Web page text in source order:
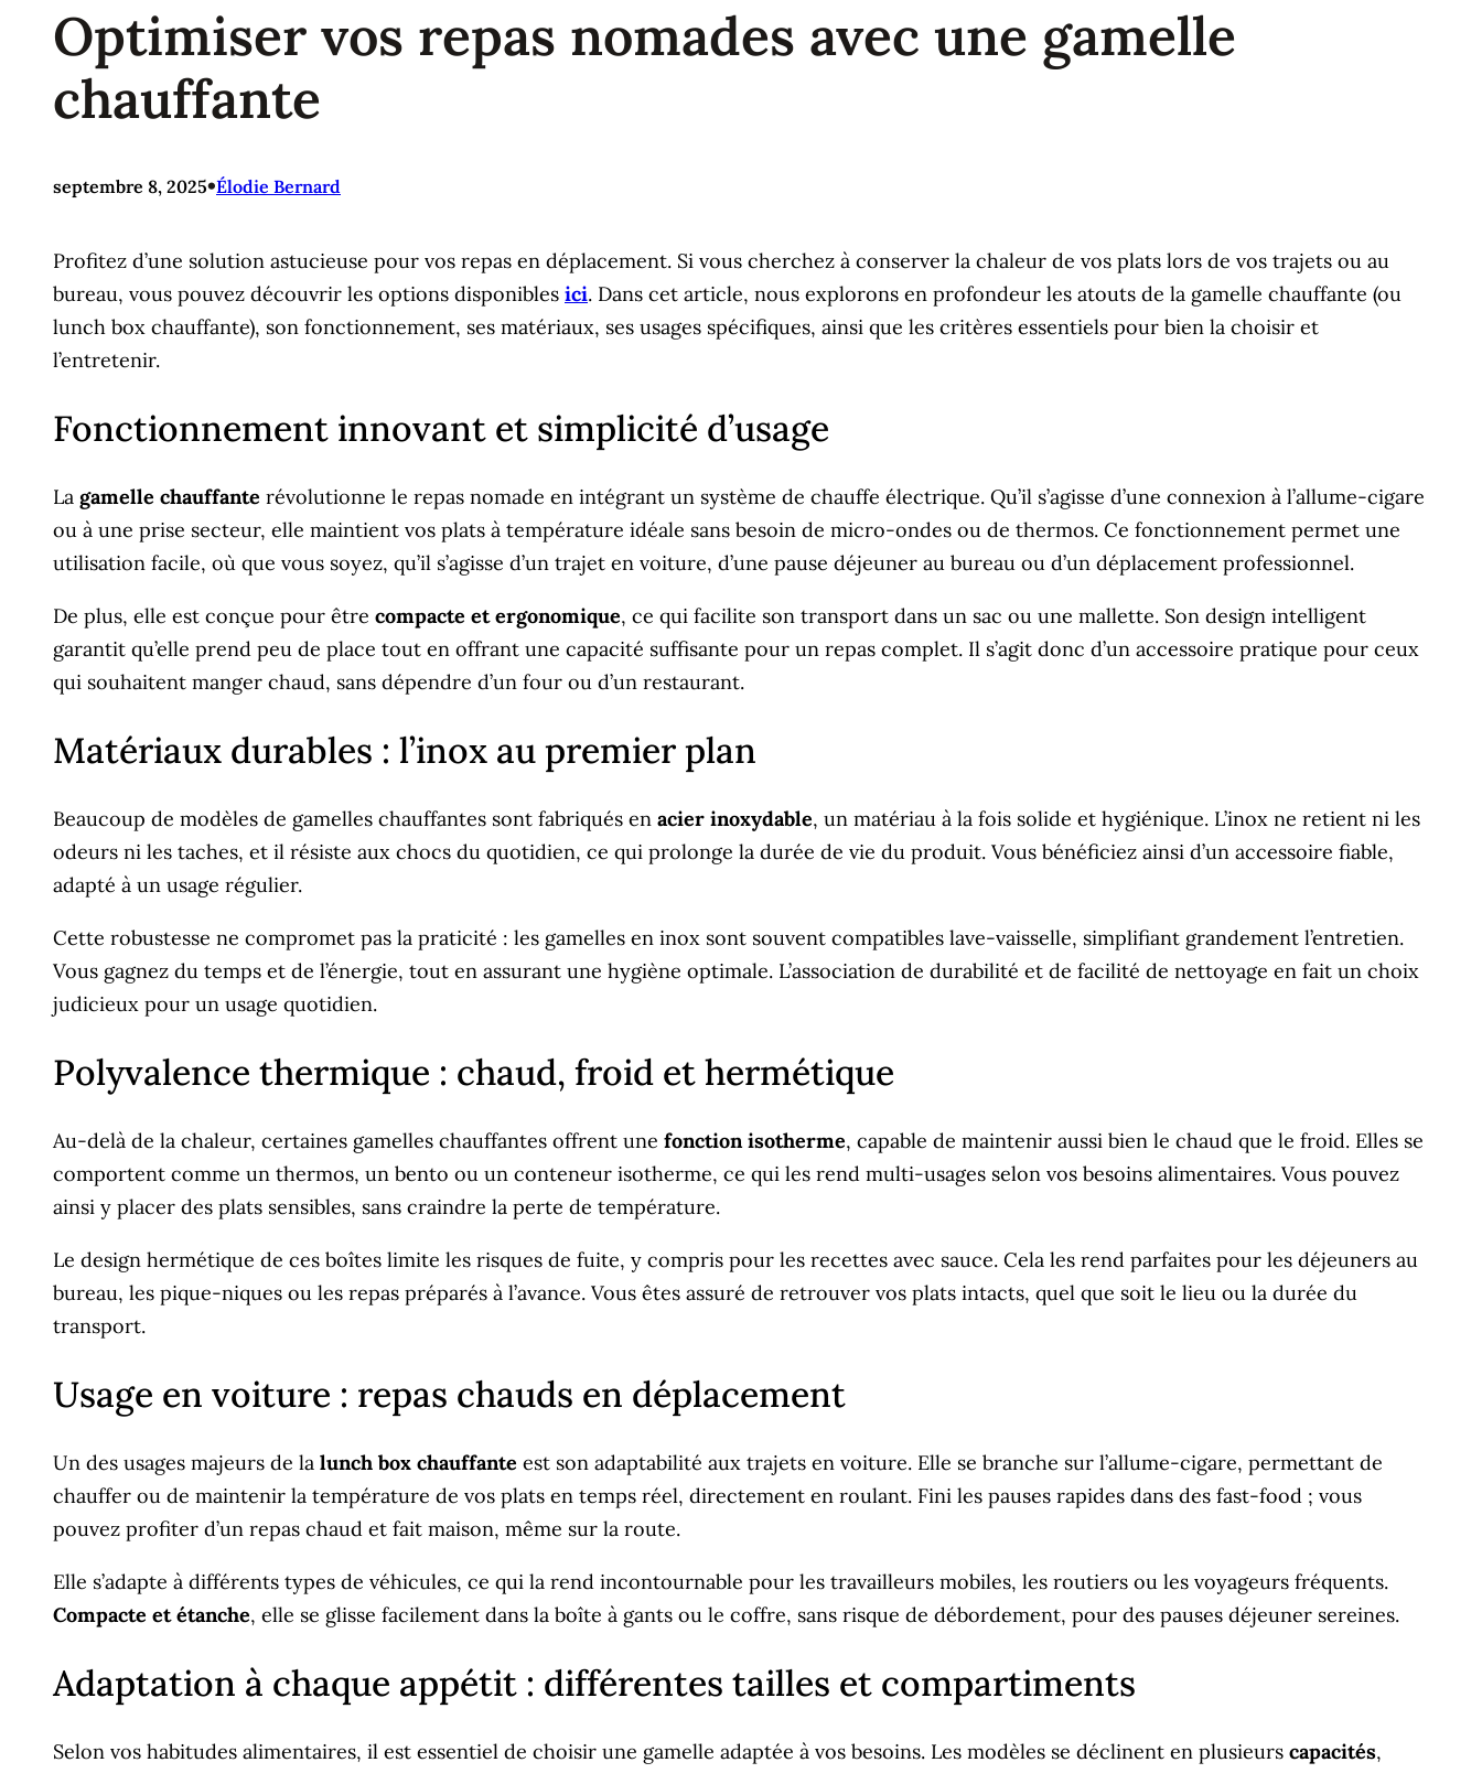
Optimiser vos repas nomades avec une gamelle
chauffante
septembre 8, 2025•Élodie Bernard
Profitez d’une solution astucieuse pour vos repas en déplacement. Si vous cherchez à conserver la chaleur de vos plats lors de vos trajets ou au
bureau, vous pouvez découvrir les options disponibles ici. Dans cet article, nous explorons en profondeur les atouts de la gamelle chauffante (ou
lunch box chauffante), son fonctionnement, ses matériaux, ses usages spécifiques, ainsi que les critères essentiels pour bien la choisir et
l’entretenir.
Fonctionnement innovant et simplicité d’usage
La gamelle chauffante révolutionne le repas nomade en intégrant un système de chauffe électrique. Qu’il s’agisse d’une connexion à l’allume-cigare
ou à une prise secteur, elle maintient vos plats à température idéale sans besoin de micro-ondes ou de thermos. Ce fonctionnement permet une
utilisation facile, où que vous soyez, qu’il s’agisse d’un trajet en voiture, d’une pause déjeuner au bureau ou d’un déplacement professionnel.
De plus, elle est conçue pour être compacte et ergonomique, ce qui facilite son transport dans un sac ou une mallette. Son design intelligent
garantit qu’elle prend peu de place tout en offrant une capacité suffisante pour un repas complet. Il s’agit donc d’un accessoire pratique pour ceux
qui souhaitent manger chaud, sans dépendre d’un four ou d’un restaurant.
Matériaux durables : l’inox au premier plan
Beaucoup de modèles de gamelles chauffantes sont fabriqués en acier inoxydable, un matériau à la fois solide et hygiénique. L’inox ne retient ni les
odeurs ni les taches, et il résiste aux chocs du quotidien, ce qui prolonge la durée de vie du produit. Vous bénéficiez ainsi d’un accessoire fiable,
adapté à un usage régulier.
Cette robustesse ne compromet pas la praticité : les gamelles en inox sont souvent compatibles lave-vaisselle, simplifiant grandement l’entretien.
Vous gagnez du temps et de l’énergie, tout en assurant une hygiène optimale. L’association de durabilité et de facilité de nettoyage en fait un choix
judicieux pour un usage quotidien.
Polyvalence thermique : chaud, froid et hermétique
Au-delà de la chaleur, certaines gamelles chauffantes offrent une fonction isotherme, capable de maintenir aussi bien le chaud que le froid. Elles se
comportent comme un thermos, un bento ou un conteneur isotherme, ce qui les rend multi-usages selon vos besoins alimentaires. Vous pouvez
ainsi y placer des plats sensibles, sans craindre la perte de température.
Le design hermétique de ces boîtes limite les risques de fuite, y compris pour les recettes avec sauce. Cela les rend parfaites pour les déjeuners au
bureau, les pique-niques ou les repas préparés à l’avance. Vous êtes assuré de retrouver vos plats intacts, quel que soit le lieu ou la durée du
transport.
Usage en voiture : repas chauds en déplacement
Un des usages majeurs de la lunch box chauffante est son adaptabilité aux trajets en voiture. Elle se branche sur l’allume-cigare, permettant de
chauffer ou de maintenir la température de vos plats en temps réel, directement en roulant. Fini les pauses rapides dans des fast-food ; vous
pouvez profiter d’un repas chaud et fait maison, même sur la route.
Elle s’adapte à différents types de véhicules, ce qui la rend incontournable pour les travailleurs mobiles, les routiers ou les voyageurs fréquents.
Compacte et étanche, elle se glisse facilement dans la boîte à gants ou le coffre, sans risque de débordement, pour des pauses déjeuner sereines.
Adaptation à chaque appétit : différentes tailles et compartiments
Selon vos habitudes alimentaires, il est essentiel de choisir une gamelle adaptée à vos besoins. Les modèles se déclinent en plusieurs capacités,